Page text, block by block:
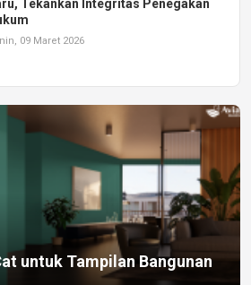
Tekankan Integritas Penegakan
09 Maret 2026
untuk Tampilan Bangunan